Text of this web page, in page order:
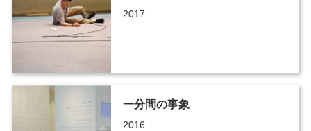
2017
一分間の事象
2016